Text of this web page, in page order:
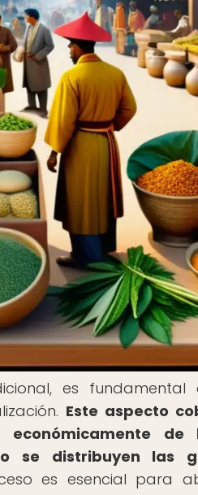
es fundamental
Este aspecto
económicamente
se distribuyen las
es esencial para